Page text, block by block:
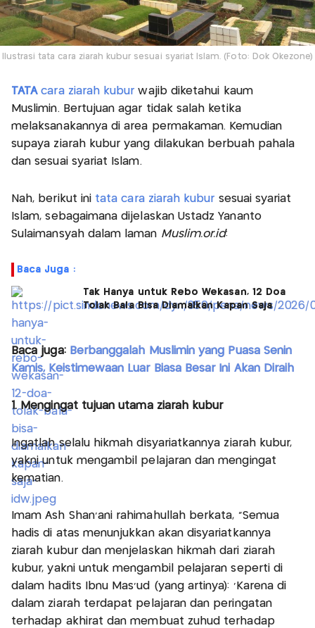
Ilustrasi tata cara ziarah kubur sesuai syariat Islam. (Foto: Dok Okezone)
TATAcara ziarah kubur wajib diketahui kaum
Muslimin. Bertujuan agar tidak salah ketika
melaksanakannya di area permakaman. Kemudian
supaya ziarah kubur yang dilakukan berbuah pahala
dan sesuai syariat Islam.
Nah, berikut ini tata cara ziarah kubur sesuai syariat
Islam, sebagaimana dijelaskan Ustadz Yananto
Sulaimansyah dalam laman Muslim.or.id:
Baca Juga :
Tak Hanya untuk Rebo Wekasan, 12 Doa
Tolak Bala Bisa Diamalkan Kapan Saja
Baca juga: Berbanggalah Muslimin yang Puasa Senin
Kamis, Keistimewaan Luar Biasa Besar Ini Akan Diraih
1. Mengingat tujuan utama ziarah kubur
Ingatlah selalu hikmah disyariatkannya ziarah kubur,
yakni untuk mengambil pelajaran dan mengingat
kematian.
Imam Ash Shan’ani rahimahullah berkata, "Semua
hadis di atas menunjukkan akan disyariatkannya
ziarah kubur dan menjelaskan hikmah dari ziarah
kubur, yakni untuk mengambil pelajaran seperti di
dalam hadits Ibnu Mas’ud (yang artinya): 'Karena di
dalam ziarah terdapat pelajaran dan peringatan
terhadap akhirat dan membuat zuhud terhadap